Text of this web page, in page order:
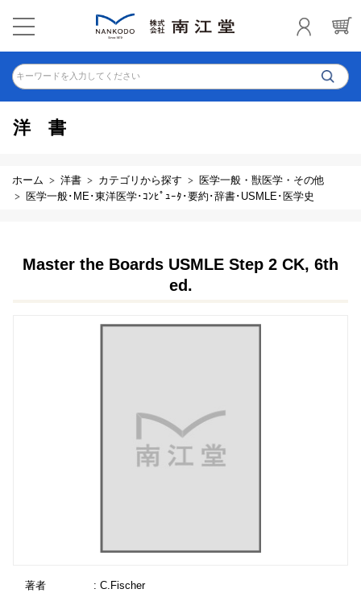
キーワードを入力してください
洋書
ホーム 洋書 カテゴリから探す
医学一般・獣医学・その他
医学一般･ME･東洋医学･ｺﾝﾋﾟｭｰﾀ･要約･辞書･USMLE･医学史
Master the Boards USMLE Step 2 CK, 6th
ed.
著者
: C.Fischer